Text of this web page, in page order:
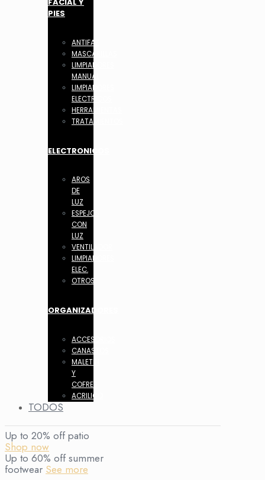
PIES
ANTIFAZ
MASCARILLAS
LIMPIADORES
MANUAL
LIMPIADORES
ELECTRICOS
HERRAMIENTAS
TRATAMIENTOS
ELECTRONICOS
AROS
DE
LUZ
ESPEJOS
CON
LUZ
VENTILADOR
LIMPIADORES
ELEC.
OTROS
ORGANIZADORES
ACCESORIOS
CANASTOS
MALETIN
Y
COFRES
ACRILICO
TODOS
Up to 20% off patio
Shop now
Up to 60% off summer
footwear See more